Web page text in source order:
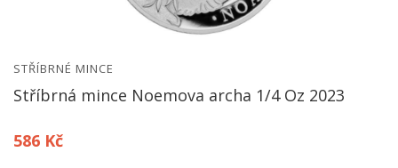
STŘÍBRNÉ MINCE
Stříbrná mince Noemova archa 1/4 Oz 2023
586 Kč